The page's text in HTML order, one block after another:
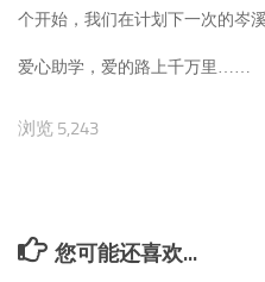
个开始，我们在计划下一次的岑溪
爱心助学，爱的路上千万里……
浏览 5,243
您可能还喜欢...